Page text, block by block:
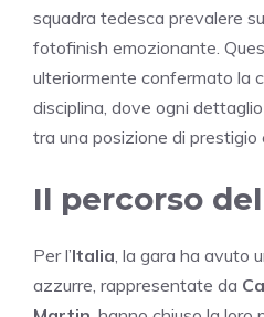
squadra tedesca prevalere
fotofinish emozionante.
ulteriormente confermato la
disciplina, dove ogni
tra una posizione di prestigio
Il percorso
Per l’Italia , la gara ha avuto
azzurre, rappresentate da